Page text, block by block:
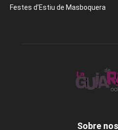
Festes d’Estiu de Masboquera
Sobre